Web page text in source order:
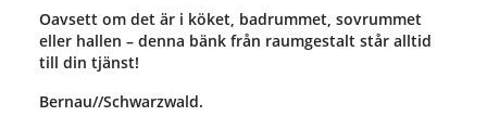
Oavsett om det är i köket, badrummet, sovrummet
eller hallen – denna bänk från raumgestalt står alltid
till din tjänst!
Bernau//Schwarzwald.